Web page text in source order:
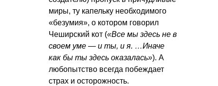
миры, ту капельку необходимого
«безумия», о котором говорил
Чеширский кот («Все мы здесь не в
своем уме — и ты, и я. …Иначе
как бы ты здесь оказалась»). А
любопытство всегда побеждает
страх и осторожность.